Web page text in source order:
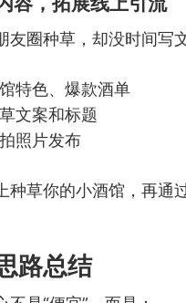
友圈种草，却没时间写
特色、爆款酒单
文案和标题
照片发布
种草你的小酒馆，再通
路总结